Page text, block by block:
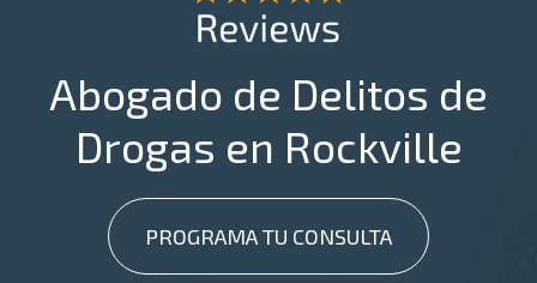
Abogado de Delitos de
Drogas en Rockville
PROGRAMA TU CONSULTA